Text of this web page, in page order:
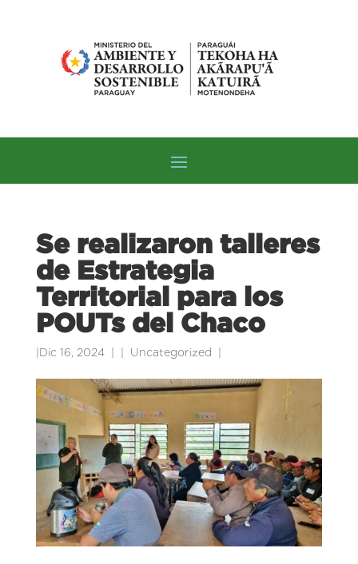
Se realizaron talleres
de Estrategia
Territorial para los
POUTs del Chaco
Dic 16, 2024 Uncategorized